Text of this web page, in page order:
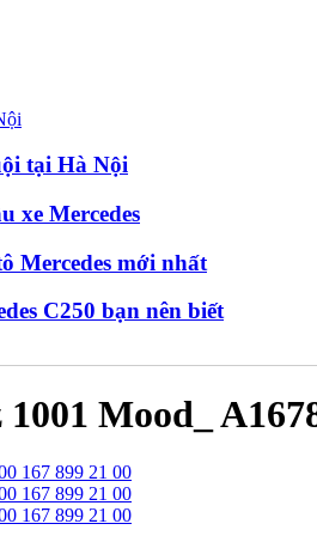
tại Hà Nội
xe Mercedes
Mercedes mới nhất
C250 bạn nên biết
Mood_